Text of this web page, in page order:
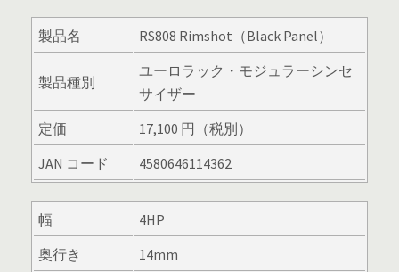
製品名 RS808 Rimshot（Black Panel）
製品種別
ユーロラック・モジュラーシンセ
サイザー
定価
17,100 円（税別）
JAN コード
4580646114362
幅
4HP
奥行き
14mm